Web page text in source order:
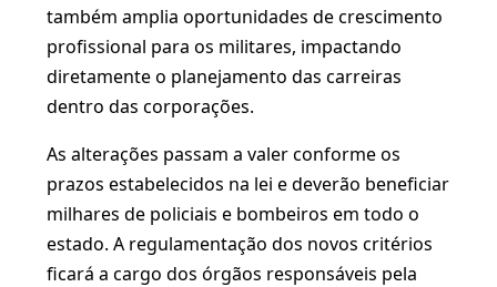
também amplia oportunidades de crescimento
profissional para os militares, impactando
diretamente o planejamento das carreiras
dentro das corporações.
As alterações passam a valer conforme os
prazos estabelecidos na lei e deverão beneficiar
milhares de policiais e bombeiros em todo o
estado. A regulamentação dos novos critérios
ficará a cargo dos órgãos responsáveis pela